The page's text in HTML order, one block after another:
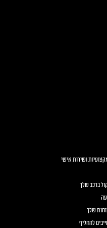
ושירות אישי
ברכב שלך
שלך
להחליף